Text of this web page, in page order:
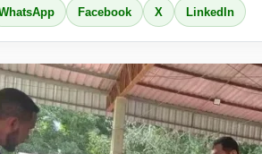
Facebook X LinkedIn